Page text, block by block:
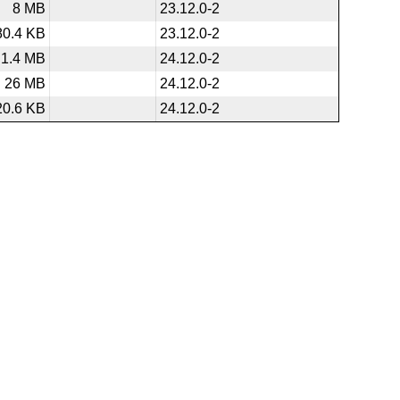
8 MB
23.12.0-2
KB
23.12.0-2
1.4 MB
24.12.0-2
26 MB
24.12.0-2
KB
24.12.0-2